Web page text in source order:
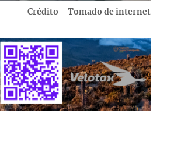
Crédito Tomado de internet